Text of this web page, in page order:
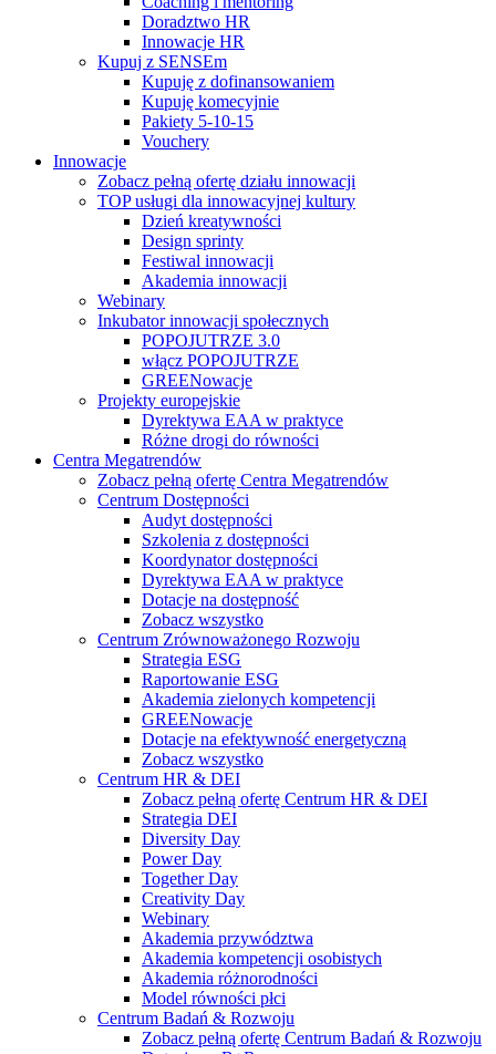
Doradztwo HR
Innowacje HR
Kupuj z SENSEm
Kupuję z dofinansowaniem
Kupuję komecyjnie
Pakiety 5-10-15
Vouchery
Innowacje
Zobacz pełną ofertę działu innowacji
TOP usługi dla innowacyjnej kultury
Dzień kreatywności
Design sprinty
Festiwal innowacji
Akademia innowacji
Webinary
Inkubator innowacji społecznych
POPOJUTRZE 3.0
włącz POPOJUTRZE
GREENowacje
Projekty europejskie
Dyrektywa EAA w praktyce
Różne drogi do równości
Centra Megatrendów
Zobacz pełną ofertę Centra Megatrendów
Centrum Dostępności
Audyt dostępności
Szkolenia z dostępności
Koordynator dostępności
Dyrektywa EAA w praktyce
Dotacje na dostępność
Zobacz wszystko
Centrum Zrównoważonego Rozwoju
Strategia ESG
Raportowanie ESG
Akademia zielonych kompetencji
GREENowacje
Dotacje na efektywność energetyczną
Zobacz wszystko
Centrum HR & DEI
Zobacz pełną ofertę Centrum HR & DEI
Strategia DEI
Diversity Day
Power Day
Together Day
Creativity Day
Webinary
Akademia przywództwa
Akademia kompetencji osobistych
Akademia różnorodności
Model równości płci
Centrum Badań & Rozwoju
Zobacz pełną ofertę Centrum Badań & Rozwoju